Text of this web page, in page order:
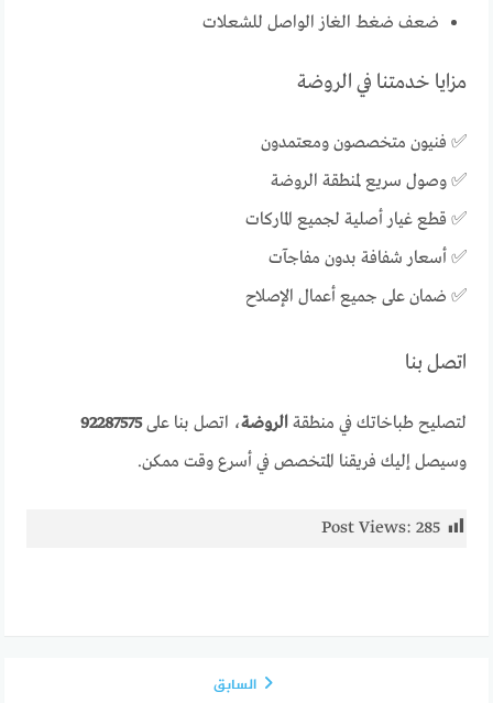
ضعف ضغط الغاز الواصل للشعلات
مزايا خدمتنا في الروضة
✅ فنيون متخصصون ومعتمدون
✅ وصول سريع لمنطقة الروضة
✅ قطع غيار أصلية لجميع الماركات
✅ أسعار شفافة بدون مفاجآت
✅ ضمان على جميع أعمال الإصلاح
اتصل بنا
لتصليح طباخاتك في منطقةالروضة، اتصل بنا على92287575
وسيصل إليك فريقنا المتخصص في أسرع وقت ممكن.
Post Views: 285
السابق